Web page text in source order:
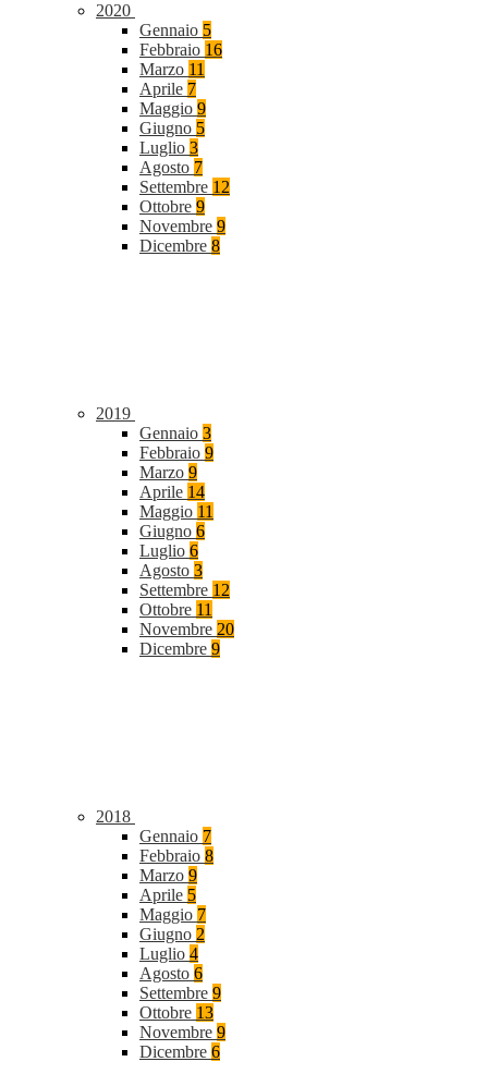
2020
Gennaio 5
Febbraio 16
Marzo 11
Aprile 7
Maggio 9
Giugno 5
Luglio 3
Agosto 7
Settembre 12
Ottobre 9
Novembre 9
Dicembre 8
2019
Gennaio 3
Febbraio 9
Marzo 9
Aprile 14
Maggio 11
Giugno 6
Luglio 6
Agosto 3
Settembre 12
Ottobre 11
Novembre 20
Dicembre 9
2018
Gennaio 7
Febbraio 8
Marzo 9
Aprile 5
Maggio 7
Giugno 2
Luglio 4
Agosto 6
Settembre 9
Ottobre 13
Novembre 9
Dicembre 6